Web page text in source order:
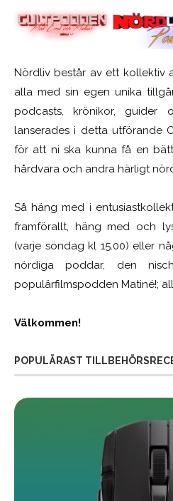
Nördliv består av ett kollektiv
alla med sin egen unika
podcasts, krönikor, guider
lanserades i detta utförande
för att ni ska kunna få en
hårdvara och andra härligt
Så häng med i
framförallt, häng med och
(varje söndag kl 15.00) eller
nördiga poddar, den
populärfilmspodden Matiné!;
Välkommen!
POPULÄRAST